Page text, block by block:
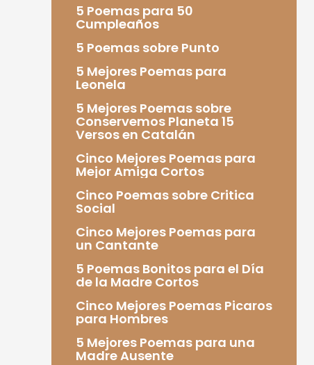
5 Poemas para 50
Cumpleaños
5 Poemas sobre Punto
5 Mejores Poemas para
Leonela
5 Mejores Poemas sobre
Conservemos Planeta 15
Versos en Catalán
Cinco Mejores Poemas para
Mejor Amiga Cortos
Cinco Poemas sobre Critica
Social
Cinco Mejores Poemas para
un Cantante
5 Poemas Bonitos para el Día
de la Madre Cortos
Cinco Mejores Poemas Picaros
para Hombres
5 Mejores Poemas para una
Madre Ausente